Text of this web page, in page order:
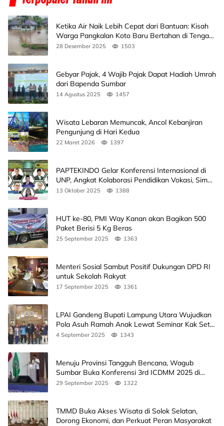
Ketika Air Naik Lebih Cepat dari Bantuan: Kisah
Warga Pangkalan Koto Baru Bertahan di Tengah
Banjir
28 Desember 2025 1503
Gebyar Pajak, 4 Wajib Pajak Dapat Hadiah Umrah
dari Bapenda Sumbar
14 Agustus 2025 1457
Wisata Lebaran Memuncak, Ancol Kebanjiran
Pengunjung di Hari Kedua
22 Maret 2026 1397
PAPTEKINDO Gelar Konferensi Internasional di
UNP, Angkat Kolaborasi Pendidikan Vokasi, Simak
Agendanya
13 Oktober 2025 1388
HUT ke-80, PMI Way Kanan akan Bagikan 500
Paket Berisi 5 Kg Beras
25 September 2025 1363
Menteri Sosial Sambut Positif Dukungan DPD RI
untuk Sekolah Rakyat
17 September 2025 1361
LPAI Gandeng Bupati Lampung Utara Wujudkan
Pola Asuh Ramah Anak Lewat Seminar Kak Seto,
Ini Jadwalnya
4 September 2025 1343
Menuju Provinsi Tangguh Bencana, Wagub
Sumbar Buka Konferensi 3rd ICDMM 2025 di
Unand
29 September 2025 1322
TMMD Buka Akses Wisata di Solok Selatan,
Dorong Ekonomi, dan Perkuat Peran Masyarakat